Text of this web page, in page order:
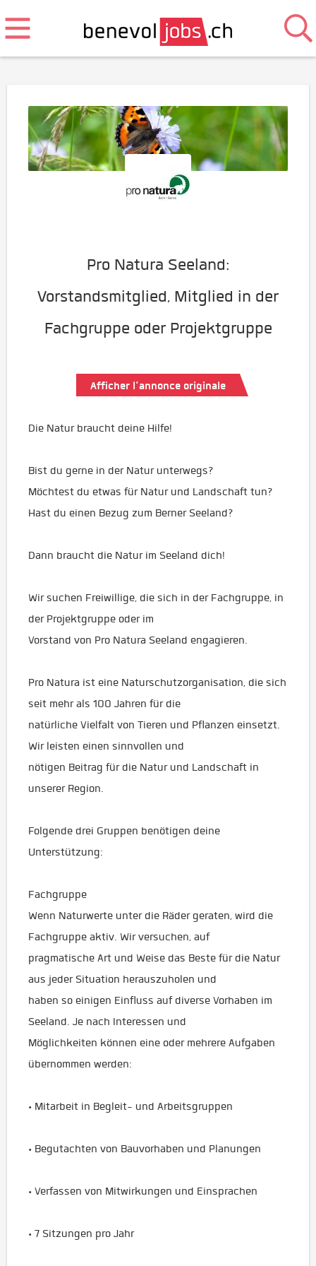
Pro Natura Seeland:
Vorstandsmitglied, Mitglied in der
Fachgruppe oder Projektgruppe
Afficher l’annonce originale
Die Natur braucht deine Hilfe!
Bist du gerne in der Natur unterwegs?
Möchtest du etwas für Natur und Landschaft tun?
Hast du einen Bezug zum Berner Seeland?
Dann braucht die Natur im Seeland dich!
Wir suchen Freiwillige, die sich in der Fachgruppe, in
der Projektgruppe oder im
Vorstand von Pro Natura Seeland engagieren.
Pro Natura ist eine Naturschutzorganisation, die sich
seit mehr als 100 Jahren für die
natürliche Vielfalt von Tieren und Pflanzen einsetzt.
Wir leisten einen sinnvollen und
nötigen Beitrag für die Natur und Landschaft in
unserer Region.
Folgende drei Gruppen benötigen deine
Unterstützung:
Fachgruppe
Wenn Naturwerte unter die Räder geraten, wird die
Fachgruppe aktiv. Wir versuchen, auf
pragmatische Art und Weise das Beste für die Natur
aus jeder Situation herauszuholen und
haben so einigen Einfluss auf diverse Vorhaben im
Seeland. Je nach Interessen und
Möglichkeiten können eine oder mehrere Aufgaben
übernommen werden:
• Mitarbeit in Begleit- und Arbeitsgruppen
• Begutachten von Bauvorhaben und Planungen
• Verfassen von Mitwirkungen und Einsprachen
• 7 Sitzungen pro Jahr